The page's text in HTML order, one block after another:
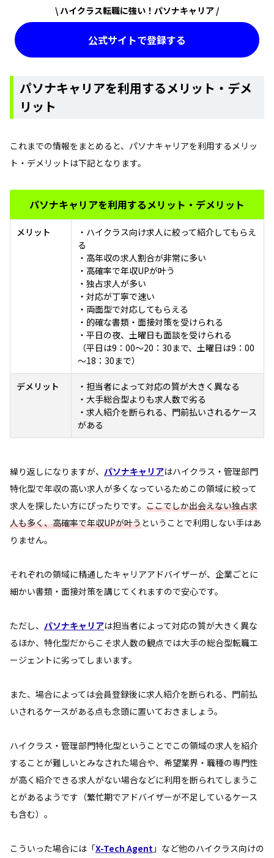
\ ハイクラス転職に強い！パソナキャリア /
公式サイトで登録する
パソナキャリアを利用するメリット・デメ
リット
これまでの情報をまとめると、パソナキャリアを利用するメリッ
ト・デメリットは下記となります。
パソナキャリアを利用するメリット・デメリット
メリット
・ハイクラス向け求人に絞って紹介してもらえ
る
・高年収の求人割合が非常に多い
・高確率で年収UPが叶う
・独占求人が多い
・対応が丁寧で速い
・両面型で対応してもらえる
・的確な書類・面接対策を受けられる
・平日の夜、土曜日も面談を受けられる
（平日は9：00～20：30まで、土曜日は9：00
～18：30まで）
デメリット
・担当者によって対応の質が大きく異なる
・大手総合型よりも求人数で劣る
・求人紹介を断られる、門前払いされるケース
がある
繰り返しになりますが、 パソナキャリアはハイクラス・管理部門
特化型で年収の高い求人が多くなっているためこの領域に絞って
求人を探したい方にぴったりです。 ここでしか出会えない独占求
人も多く、高確率で年収UPが叶うということで利用しない手はあ
りません。
それぞれの領域に精通したキャリアアドバイザーが、企業ごとに
細かい書類・面接対策を講じてくれますので安心です。
ただし、 パソナキャリアは担当者によって対応の質が大きく異な
るほか、特化型だからこそ求人数の観点では大手の総合型転職エ
ージェントに劣ってしまいます。
また、場合によっては会員登録後に求人紹介を断られる、門前払
いされるケースがある点も念頭に置いておきましょう。
ハイクラス・管理部門特化型ということでこの領域の求人を紹介
することが難しいとみなされた場合や、希望業界・職種の専門性
が高く紹介できる求人がない場合などに利用を断られてしまうこ
とがあるようです（繁忙期でアドバイザーが不足しているケース
も含む）。
こういった場合には「X-Tech Agent 」など他のハイクラス向けの